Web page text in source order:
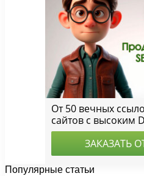
Популярные статьи